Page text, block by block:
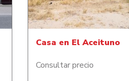
Casa en El Aceituno
Consultar precio